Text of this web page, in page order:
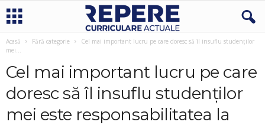
Acasă Fără categorie
Cel mai important lucru pe care doresc să îl insuflu studenților
mei...
Cel mai important lucru pe care
doresc să îl insuflu studenților
mei este responsabilitatea la